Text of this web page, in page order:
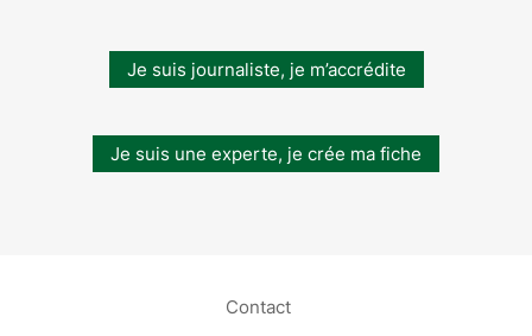
Je suis journaliste, je m’accrédite
Je suis une experte, je crée ma fiche
Contact